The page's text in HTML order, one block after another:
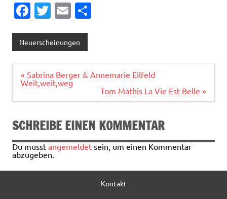
Fa
e
b
o
o
k
T
it
te
r
E
ai
l
n
Neuerscheinungen
Beitragsnavigation
« Sabrina Berger & Annemarie Eilfeld
Weit,weit,weg
Tom Mathis La Vie Est Belle »
SCHREIBE EINEN KOMMENTAR
Du musst angemeldet sein, um einen Kommentar
abzugeben.
Kontakt